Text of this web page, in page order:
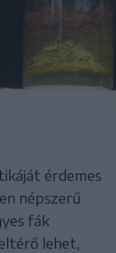
érdemes
népszerű
fák
lehet,